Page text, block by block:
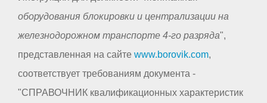
оборудования блокировки и централизации на
железнодорожном транспорте 4-го разряда",
представленная на сайте www.borovik.com,
соответствует требованиям документа -
"СПРАВОЧНИК квалификационных характеристик